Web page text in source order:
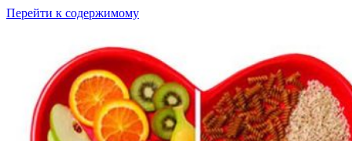
Перейти к содержимому